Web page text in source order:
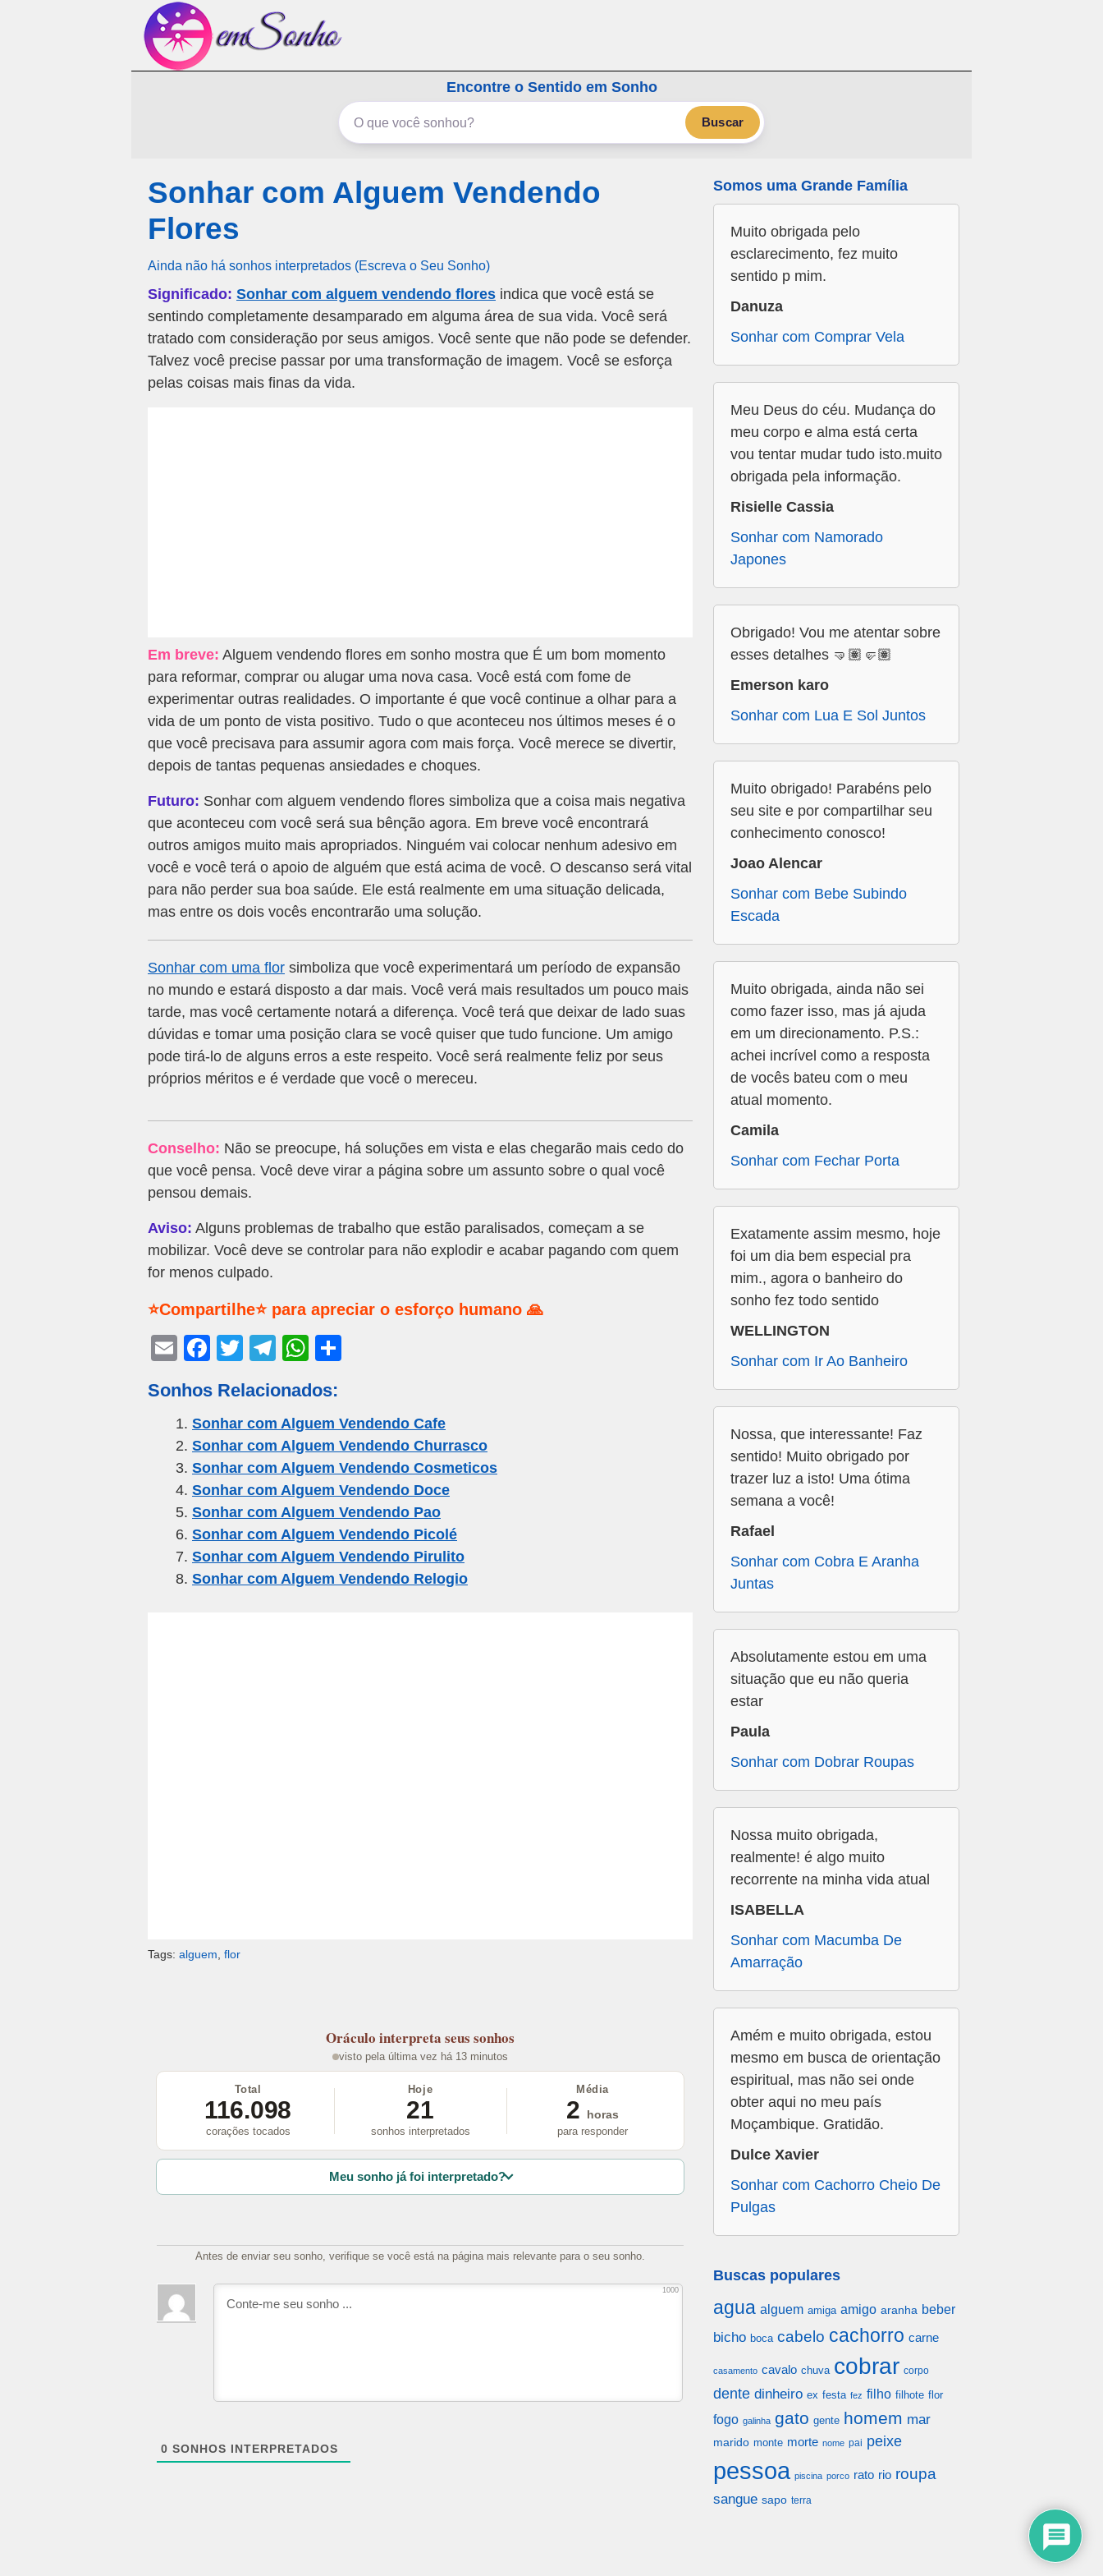
Encontre o Sentido em Sonho
Buscar
Sonhar com Alguem Vendendo
Flores
Ainda não há sonhos interpretados (Escreva o Seu Sonho)
Significado: Sonhar com alguem vendendo flores indica que você está se
sentindo completamente desamparado em alguma área de sua vida. Você será
tratado com consideração por seus amigos. Você sente que não pode se defender.
Talvez você precise passar por uma transformação de imagem. Você se esforça
pelas coisas mais finas da vida.
Em breve: Alguem vendendo flores em sonho mostra que É um bom momento
para reformar, comprar ou alugar uma nova casa. Você está com fome de
experimentar outras realidades. O importante é que você continue a olhar para a
vida de um ponto de vista positivo. Tudo o que aconteceu nos últimos meses é o
que você precisava para assumir agora com mais força. Você merece se divertir,
depois de tantas pequenas ansiedades e choques.
Futuro: Sonhar com alguem vendendo flores simboliza que a coisa mais negativa
que aconteceu com você será sua bênção agora. Em breve você encontrará
outros amigos muito mais apropriados. Ninguém vai colocar nenhum adesivo em
você e você terá o apoio de alguém que está acima de você. O descanso será vital
para não perder sua boa saúde. Ele está realmente em uma situação delicada,
mas entre os dois vocês encontrarão uma solução.
Sonhar com uma flor simboliza que você experimentará um período de expansão
no mundo e estará disposto a dar mais. Você verá mais resultados um pouco mais
tarde, mas você certamente notará a diferença. Você terá que deixar de lado suas
dúvidas e tomar uma posição clara se você quiser que tudo funcione. Um amigo
pode tirá-lo de alguns erros a este respeito. Você será realmente feliz por seus
próprios méritos e é verdade que você o mereceu.
Conselho: Não se preocupe, há soluções em vista e elas chegarão mais cedo do
que você pensa. Você deve virar a página sobre um assunto sobre o qual você
pensou demais.
Aviso: Alguns problemas de trabalho que estão paralisados, começam a se
mobilizar. Você deve se controlar para não explodir e acabar pagando com quem
for menos culpado.
⭐Compartilhe⭐ para apreciar o esforço humano 🙏
E
ail
F
c
e
b
o
o
k
T
tt
er
T
e
gr
a
m
W
at
s
A
p
p
e
Sonhos Relacionados:
Sonhar com Alguem Vendendo Cafe
Sonhar com Alguem Vendendo Churrasco
Sonhar com Alguem Vendendo Cosmeticos
Sonhar com Alguem Vendendo Doce
Sonhar com Alguem Vendendo Pao
Sonhar com Alguem Vendendo Picolé
Sonhar com Alguem Vendendo Pirulito
Sonhar com Alguem Vendendo Relogio
Tags: alguem flor
Oráculo interpreta seus sonhos
visto pela última vez há 13 minutos
Total
116.098
corações tocados
Hoje
21
sonhos interpretados
Média
2
horas
para responder
Meu sonho já foi interpretado?
Antes de enviar seu sonho, verifique se você está na página mais relevante para o seu sonho.
1000
0 SONHOS INTERPRETADOS
Somos uma Grande Família
Muito obrigada pelo
esclarecimento, fez muito
sentido p mim.
Danuza
Sonhar com Comprar Vela
Meu Deus do céu. Mudança do
meu corpo e alma está certa
vou tentar mudar tudo isto.muito
obrigada pela informação.
Risielle Cassia
Sonhar com Namorado
Japones
Obrigado! Vou me atentar sobre
esses detalhes 🤜🏽🤛🏽
Emerson karo
Sonhar com Lua E Sol Juntos
Muito obrigado! Parabéns pelo
seu site e por compartilhar seu
conhecimento conosco!
Joao Alencar
Sonhar com Bebe Subindo
Escada
Muito obrigada, ainda não sei
como fazer isso, mas já ajuda
em um direcionamento. P.S.:
achei incrível como a resposta
de vocês bateu com o meu
atual momento.
Camila
Sonhar com Fechar Porta
Exatamente assim mesmo, hoje
foi um dia bem especial pra
mim., agora o banheiro do
sonho fez todo sentido
WELLINGTON
Sonhar com Ir Ao Banheiro
Nossa, que interessante! Faz
sentido! Muito obrigado por
trazer luz a isto! Uma ótima
semana a você!
Rafael
Sonhar com Cobra E Aranha
Juntas
Absolutamente estou em uma
situação que eu não queria
estar
Paula
Sonhar com Dobrar Roupas
Nossa muito obrigada,
realmente! é algo muito
recorrente na minha vida atual
ISABELLA
Sonhar com Macumba De
Amarração
Amém e muito obrigada, estou
mesmo em busca de orientação
espiritual, mas não sei onde
obter aqui no meu país
Moçambique. Gratidão.
Dulce Xavier
Sonhar com Cachorro Cheio De
Pulgas
Buscas populares
agua alguem amiga amigo aranha beber
bicho boca cabelo cachorro carne
casamento cavalo chuva cobrar corpo
dente dinheiro ex festa fez filho filhote flor
fogo galinha gato gente homem mar
marido monte morte nome pai peixe
pessoa piscina porco rato rio roupa
sangue sapo terra